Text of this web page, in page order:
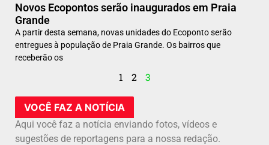
Novos Ecopontos serão inaugurados em Praia
Grande
A partir desta semana, novas unidades do Ecoponto serão
entregues à população de Praia Grande. Os bairros que
receberão os
1 2 3
VOCÊ FAZ A NOTÍCIA
Aqui você faz a notícia enviando fotos, vídeos e
sugestões de reportagens para a nossa redação.